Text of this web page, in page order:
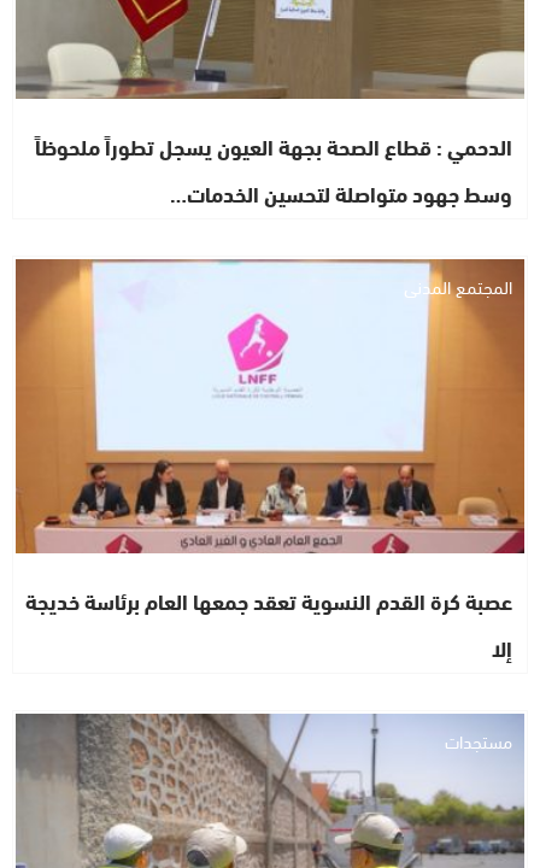
الدحمي : قطاع الصحة بجهة العيون يسجل تطوراً ملحوظاً
وسط جهود متواصلة لتحسين الخدمات…
المجتمع المدني
عصبة كرة القدم النسوية تعقد جمعها العام برئاسة خديجة
إلا
مستجدات